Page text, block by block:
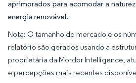
aprimorados para acomodar a
energia renovável.
Nota: O tamanho do mercado e os
relatório são gerados usando a
proprietária da Mordor Intelligence,
e percepções mais recentes